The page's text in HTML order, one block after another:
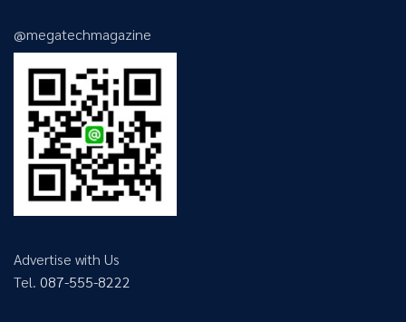
@megatechmagazine
Advertise with Us
Tel. 087-555-8222